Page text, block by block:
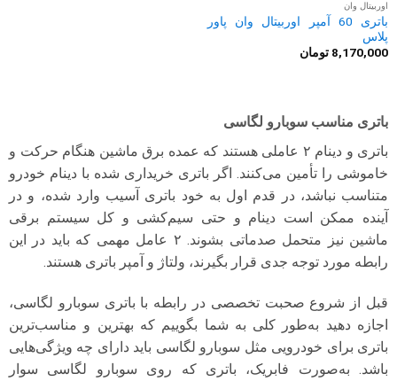
اوربیتال وان
باتری 60 آمپر اوربیتال وان پاور
پلاس
8,170,000 تومان
باتری مناسب سوبارو لگاسی
باتری و دینام ۲ عاملی هستند که عمده برق ماشین هنگام حرکت و
خاموشی را تأمین می‌کنند. اگر باتری خریداری شده با دینام خودرو
متناسب نباشد، در قدم اول به خود باتری آسیب وارد شده، و در
آینده ممکن است دینام و حتی سیم‌کشی و کل سیستم برقی
ماشین نیز متحمل صدماتی بشوند. ۲ عامل مهمی که باید در این
رابطه مورد توجه جدی قرار بگیرند، ولتاژ و آمپر باتری هستند.
قبل از شروع صحبت تخصصی در رابطه با باتری سوبارو لگاسی،
اجازه دهید به‌طور کلی به شما بگوییم که بهترین و مناسب‌ترین
باتری برای خودرویی مثل سوبارو لگاسی باید دارای چه ویژگی‌هایی
باشد. به‌صورت فابریک، باتری که روی سوبارو لگاسی سوار